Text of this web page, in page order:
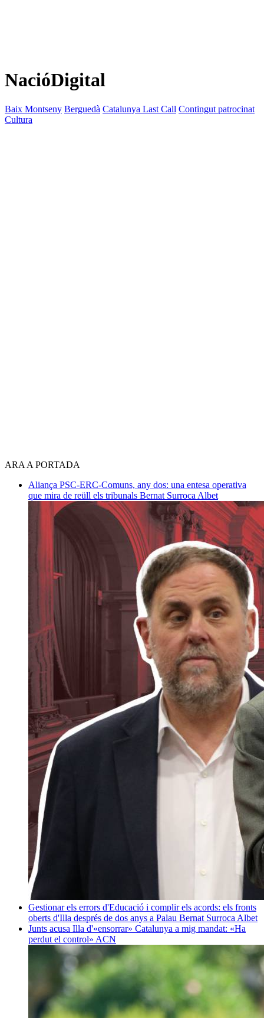
NacióDigital
Baix Montseny Berguedà Catalunya Last Call Contingut patrocinat
Cultura
ARA A PORTADA
Aliança PSC-ERC-Comuns, any dos: una entesa operativa
que mira de reüll els tribunals Bernat Surroca Albet
Gestionar els errors d'Educació i complir els acords: els fronts
oberts d'Illa després de dos anys a Palau Bernat Surroca Albet
Junts acusa Illa d'«ensorrar» Catalunya a mig mandat: «Ha
perdut el control» ACN